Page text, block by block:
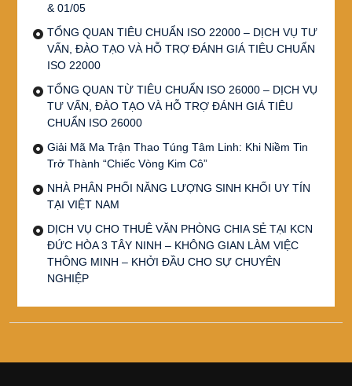
& 01/05
TỔNG QUAN TIÊU CHUẨN ISO 22000 – DỊCH VỤ TƯ
VẤN, ĐÀO TẠO VÀ HỖ TRỢ ĐÁNH GIÁ TIÊU CHUẨN
ISO 22000
TỔNG QUAN TỪ TIÊU CHUẨN ISO 26000 – DỊCH VỤ
TƯ VẤN, ĐÀO TẠO VÀ HỖ TRỢ ĐÁNH GIÁ TIÊU
CHUẨN ISO 26000
Giải Mã Ma Trận Thao Túng Tâm Linh: Khi Niềm Tin
Trở Thành “Chiếc Vòng Kim Cô”
NHÀ PHÂN PHỐI NĂNG LƯỢNG SINH KHỐI UY TÍN
TẠI VIỆT NAM
DỊCH VỤ CHO THUÊ VĂN PHÒNG CHIA SẺ TẠI KCN
ĐỨC HÒA 3 TÂY NINH – KHÔNG GIAN LÀM VIỆC
THÔNG MINH – KHỞI ĐẦU CHO SỰ CHUYÊN
NGHIỆP